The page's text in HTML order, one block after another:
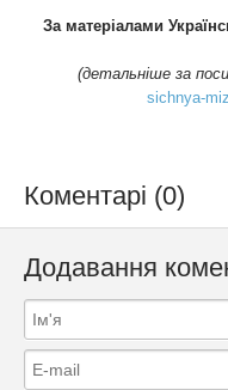
За матеріалами
(детальніше за
sichnya-
Коментарі (0)
Додавання